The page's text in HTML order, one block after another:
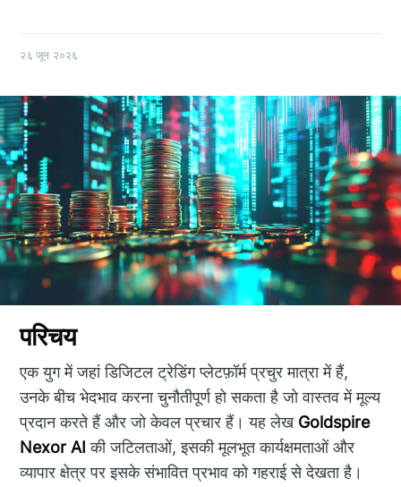
२६ जून २०२६
परिचय
एक युग में जहां डिजिटल ट्रेडिंग प्लेटफ़ॉर्म प्रचुर मात्रा में हैं,
उनके बीच भेदभाव करना चुनौतीपूर्ण हो सकता है जो वास्तव में मूल्य
प्रदान करते हैं और जो केवल प्रचार हैं। यह लेख Goldspire
Nexor AI की जटिलताओं, इसकी मूलभूत कार्यक्षमताओं और
व्यापार क्षेत्र पर इसके संभावित प्रभाव को गहराई से देखता है।